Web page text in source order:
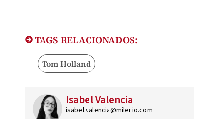
TAGS RELACIONADOS:
Tom Holland
Isabel Valencia
isabel.valencia@milenio.com